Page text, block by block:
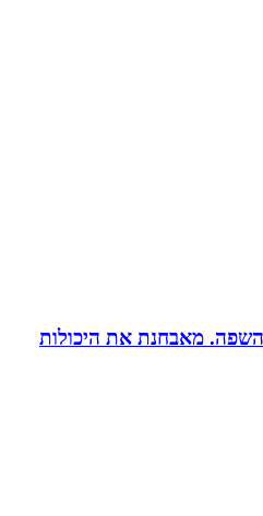
השפה. מאבחנת את היכולות